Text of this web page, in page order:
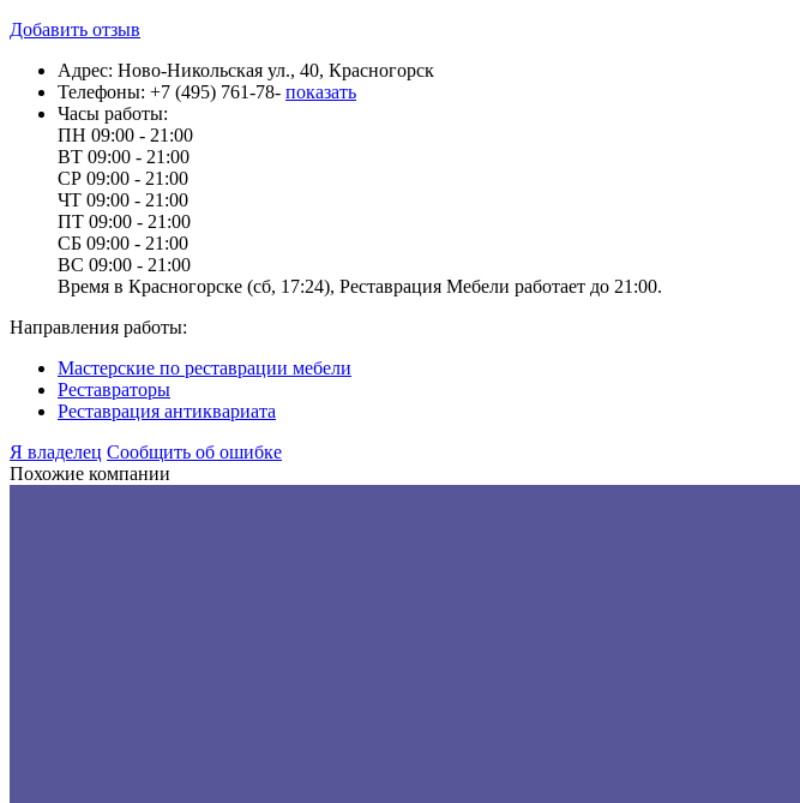
Добавить отзыв
Адрес: Ново-Никольская ул., 40, Красногорск
Телефоны: +7 (495) 761-78- показать
Часы работы:
ПН 09:00 - 21:00
ВТ 09:00 - 21:00
СР 09:00 - 21:00
ЧТ 09:00 - 21:00
ПТ 09:00 - 21:00
СБ 09:00 - 21:00
ВС 09:00 - 21:00
Время в Красногорске (сб, 17:24), Реставрация Мебели работает до 21:00.
Направления работы:
Мастерские по реставрации мебели
Реставраторы
Реставрация антиквариата
Я владелец Сообщить об ошибке
Похожие компании